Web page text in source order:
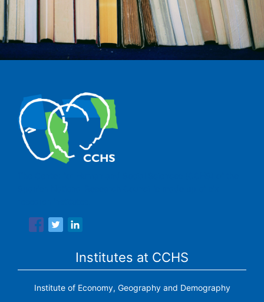
Institutes at CCHS
Institute of Economy, Geography and Demography